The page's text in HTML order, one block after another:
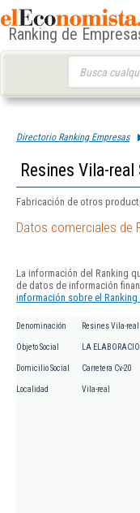
Ranking de
Directorio Ranking Empresas
Resines Vila-real
Fabricación de otros
Datos comerciales de
La información del Ranking
de datos de información
información sobre el Ranking
Denominación Resines Vila-real
Objeto Social LA
Domicilio Social Carretera Cv-20
Localidad Vila-real